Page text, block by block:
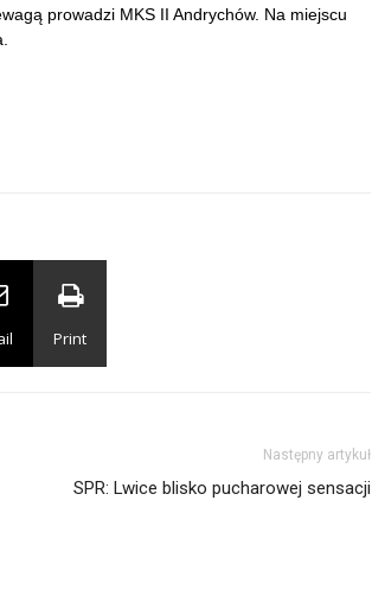
prowadzi MKS II Andrychów. Na miejscu
Print
Następny artykuł
SPR: Lwice blisko pucharowej sensacji